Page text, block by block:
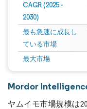
CAGR (2025 -
2030)
最も急速に成長し
ている市場
最大市場
Mordor
ヤムイモ市場規模は